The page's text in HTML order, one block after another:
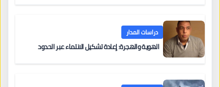
دراسات المدار
الهوية والهجرة: إعادة تشكيل الانتماء عبر الحدود